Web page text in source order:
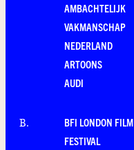
AMBACHTELIJK
VAKMANSCHAP
NEDERLAND
ARTOONS
AUDI
B.
BFI LONDON FILM
FESTIVAL